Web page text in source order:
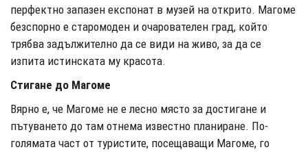
перфектно запазен експонат в музей на открито. Магоме
безспорно е старомоден и очарователен град, който
трябва задължително да се види на живо, за да се
изпита истинската му красота.
Стигане до Магоме
Вярно е, че Магоме не е лесно място за достигане и
пътуването до там отнема известно планиране. По-
голямата част от туристите, посещаващи Магоме, го